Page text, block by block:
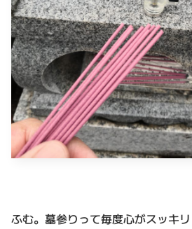
ふむ。墓参りって毎度心がスッキ